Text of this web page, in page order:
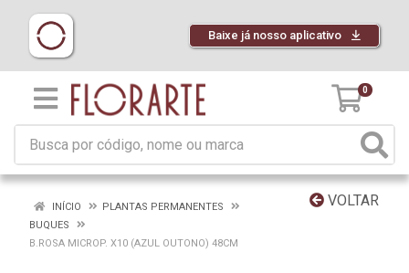
Baixe já nosso aplicativo
0
VOLTAR
INÍCIO
PLANTAS PERMANENTES
BUQUES
B.ROSA MICROP. X10 (AZUL OUTONO) 48CM